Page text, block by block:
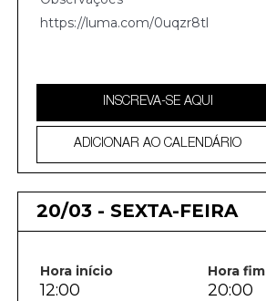
https://luma.com/0uqzr8tl
INSCREVA-SE AQUI
ADICIONAR AO CALENDÁRIO
20/03 - SEXTA-FEIRA
Hora início Hora fim
12:00 20:00